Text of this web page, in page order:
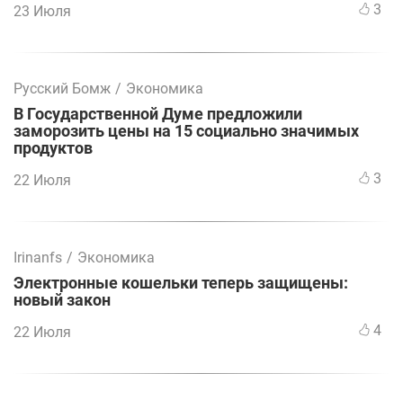
23 Июля 3
Русский Бомж / Экономика
В Государственной Думе предложили
заморозить цены на 15 социально значимых
продуктов
22 Июля 3
Irinanfs / Экономика
Электронные кошельки теперь защищены:
новый закон
22 Июля 4